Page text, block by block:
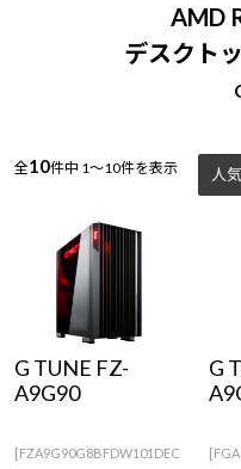
ディスプレイ
Windows 11
AMD
デスクト
全10件中 1～10件を表示 人
G TUNE FZ-
A9G90
[FZA9G90G8BFDW101DEC
G